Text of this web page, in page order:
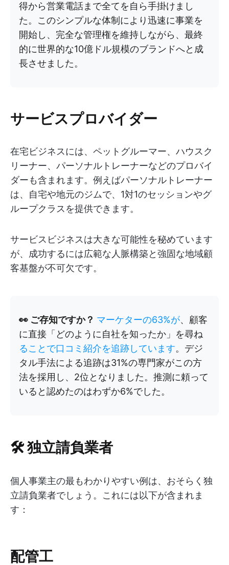
得から営業電話まで全てを自ら手掛けまし
た。このシンプルな体制により迅速に事業を
開始し、完全な管理権を維持しながら、最終
的に世界的な10億ドル規模のブランドへと成
長させました。
サービスプロバイダー
在宅ビジネスには、ペットグルーマー、ハウスク
リーナー、パーソナルトレーナーなどのプロバイ
ダーも含まれます。例えばパーソナルトレーナー
は、自宅や地元のジムで、1対1のセッションやグ
ループクラスを提供できます。
サービスビジネスは大きな可能性を秘めています
が、成功するには広範な人脈構築と強固な地域顧
客基盤が不可欠です。
👀 ご存知ですか？ マーケターの63%が、顧客
に直接「どのように自社を知ったか」を尋ね
ることで口コミ紹介を追跡しています。デジ
タル手法による追跡は31%の専門家がこの方
法を採用し、2位となりました。推測に頼って
いると認めたのはわずか6%でした。
🛠️ 独立請負業者
個人事業主の最もわかりやすい例は、おそらく独
立請負業者でしょう。これには以下が含まれま
す：
配管工